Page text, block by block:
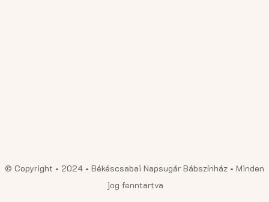
© Copyright • 2024 • Békéscsabai Napsugár Bábszínház • Minden
jog fenntartva